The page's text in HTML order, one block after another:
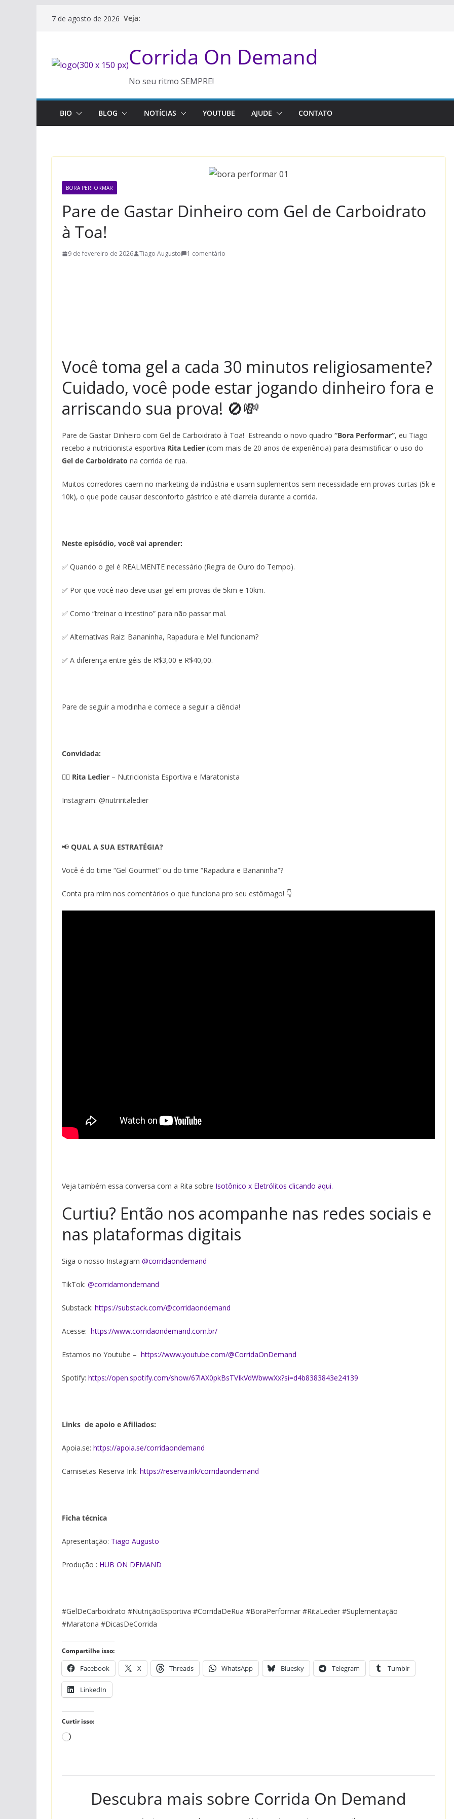
7 de agosto de 2026 Veja:
Corrida On Demand
No seu ritmo SEMPRE!
BIO BLOG NOTÍCIAS YOUTUBE AJUDE CONTATO
BORA PERFORMAR
Pare de Gastar Dinheiro com Gel de Carboidrato
à Toa!
9 de fevereiro de 2026 Tiago Augusto 1 comentário
Você toma gel a cada 30 minutos religiosamente?
Cuidado, você pode estar jogando dinheiro fora e
arriscando sua prova! 🚫💸
Pare de Gastar Dinheiro com Gel de Carboidrato à Toa! Estreando o novo quadro “Bora Performar”, eu Tiago
recebo a nutricionista esportiva Rita Ledier (com mais de 20 anos de experiência) para desmistificar o uso do
Gel de Carboidrato na corrida de rua.
Muitos corredores caem no marketing da indústria e usam suplementos sem necessidade em provas curtas (5k e
10k), o que pode causar desconforto gástrico e até diarreia durante a corrida.
Neste episódio, você vai aprender:
✅ Quando o gel é REALMENTE necessário (Regra de Ouro do Tempo).
✅ Por que você não deve usar gel em provas de 5km e 10km.
✅ Como “treinar o intestino” para não passar mal.
✅ Alternativas Raiz: Bananinha, Rapadura e Mel funcionam?
✅ A diferença entre géis de R$3,00 e R$40,00.
Pare de seguir a modinha e comece a seguir a ciência!
Convidada:
👩‍⚕️ Rita Ledier – Nutricionista Esportiva e Maratonista
Instagram: @nutriritaledier
📢 QUAL A SUA ESTRATÉGIA?
Você é do time “Gel Gourmet” ou do time “Rapadura e Bananinha”?
Conta pra mim nos comentários o que funciona pro seu estômago! 👇
Veja também essa conversa com a Rita sobre Isotônico x Eletrólitos clicando aqui.
Curtiu? Então nos acompanhe nas redes sociais e
nas plataformas digitais
Siga o nosso Instagram ⁠@corridaondeman⁠d
TikTok: @corridamondemand
Substack: https://substack.com/@corridaondemand
Acesse: https://www.corridaondemand.com.br/
Estamos no Youtube – https://www.youtube.com/@CorridaOnDemand
Spotify: https://open.spotify.com/show/67lAX0pkBsTVIkVdWbwwXx?si=d4b8383843e24139
Links de apoio e Afiliados:
Apoia.se: https://apoia.se/corridaondemand
Camisetas Reserva Ink: https://reserva.ink/corridaondemand
Ficha técnica
Apresentação: Tiago Augusto
Produção : HUB ON DEMAND
#GelDeCarboidrato #NutriçãoEsportiva #CorridaDeRua #BoraPerformar #RitaLedier #Suplementação
#Maratona #DicasDeCorrida
Compartilhe isso:
Facebook X Threads WhatsApp Bluesky Telegram Tumblr
LinkedIn
Curtir isso:
Carregando...
Descubra mais sobre Corrida On Demand